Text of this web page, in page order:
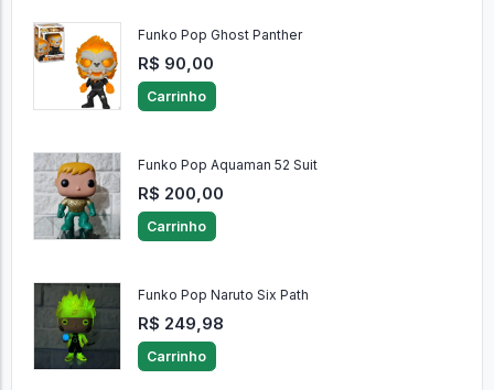
Funko Pop Ghost Panther
R$ 90,00
Carrinho
Funko Pop Aquaman 52 Suit
R$ 200,00
Carrinho
Funko Pop Naruto Six Path
R$ 249,98
Carrinho